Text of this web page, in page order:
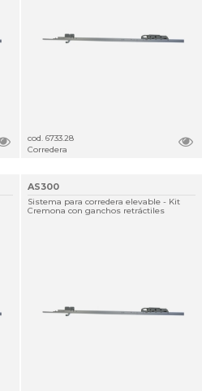
cod. 6733.28
Corredera
AS300
Sistema para corredera elevable - Kit
Cremona con ganchos retráctiles